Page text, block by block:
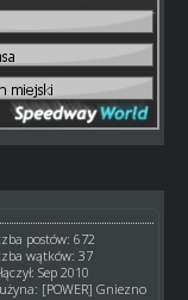
postów: 672
wątków: 37
Sep 2010
[POWER] Gniezno